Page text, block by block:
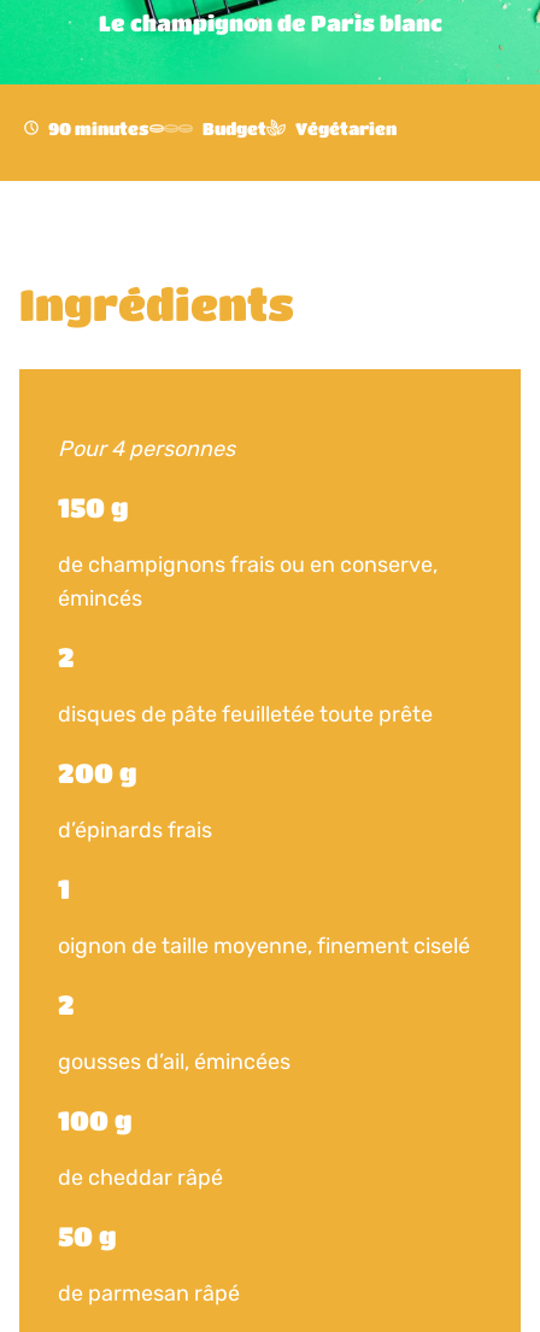
Le champignon de Paris blanc
90 minutes Budget Végétarien
Ingrédients
Pour 4 personnes
150 g
de champignons frais ou en conserve,
émincés
2
disques de pâte feuilletée toute prête
200 g
d’épinards frais
1
oignon de taille moyenne, finement ciselé
2
gousses d’ail, émincées
100 g
de cheddar râpé
50 g
de parmesan râpé